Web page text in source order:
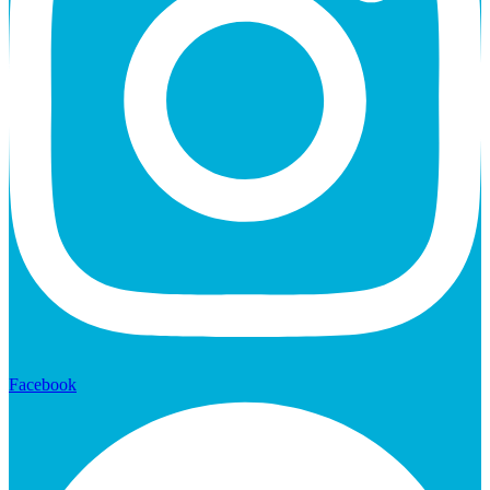
Facebook